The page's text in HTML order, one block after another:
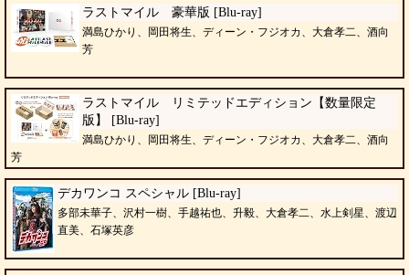
ラストマイル 豪華版 [Blu-ray]
満島ひかり、岡田将生、ディーン・フジオカ、大倉孝二、酒向
芳
ラストマイル リミテッドエディション【数量限定
版】 [Blu-ray]
満島ひかり、岡田将生、ディーン・フジオカ、大倉孝二、酒向
芳
デカワンコ スペシャル [Blu-ray]
多部未華子、沢村一樹、手越祐也、升毅、大倉孝二、水上剣星、渡辺
直美、石塚英彦